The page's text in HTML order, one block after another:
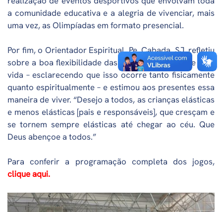
a comunidade educativa e a alegria de vivenciar, mais
uma vez, as Olimpíadas em formato presencial.
Por fim, o Orientador Espiritual, Pe. Cabada, SJ, refletiu
sobre a boa flexibilidade das crianças no esporte e na
vida – esclarecendo que isso ocorre tanto fisicamente
quanto espiritualmente – e estimou aos presentes essa
maneira de viver. “Desejo a todos, as crianças elásticas
e menos elásticas [pais e responsáveis], que cresçam e
se tornem sempre elásticas até chegar ao céu. Que
Deus abençoe a todos.”
Para conferir a programação completa dos jogos,
clique aqui.